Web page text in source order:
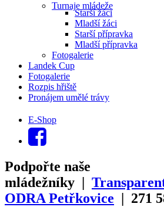
Turnaje mládeže
Starší žáci
Mladší žáci
Starší přípravka
Mladší přípravka
Fotogalerie
Landek Cup
Fotogalerie
Rozpis hřiště
Pronájem umělé trávy
E-Shop
Podpořte naše
mládežníky |
ODRA Petřkovice | 271